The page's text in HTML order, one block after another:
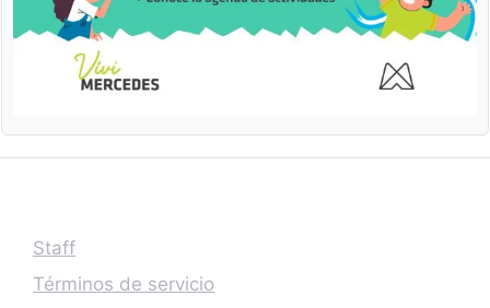
Staff
Términos de servicio